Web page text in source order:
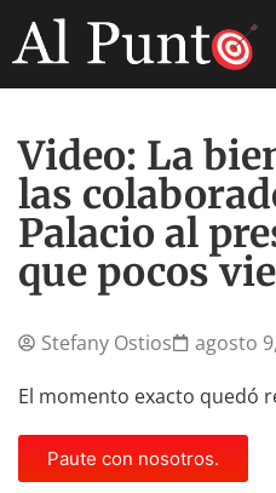
Video: La
las
Palacio al
que pocos
Stefany Ostios agosto
El momento exacto quedó
Paute con nosotros.